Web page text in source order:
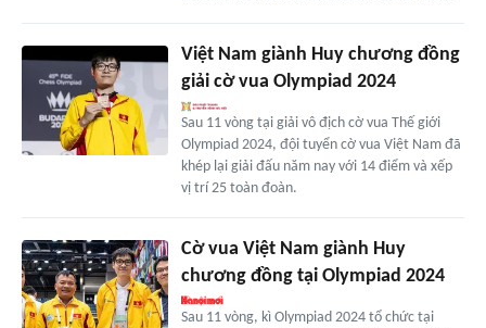
Việt Nam giành Huy chương đồng
giải cờ vua Olympiad 2024
Sau 11 vòng tại giải vô địch cờ vua Thế giới
Olympiad 2024, đội tuyển cờ vua Việt Nam đã
khép lại giải đấu năm nay với 14 điểm và xếp
vị trí 25 toàn đoàn.
Cờ vua Việt Nam giành Huy
chương đồng tại Olympiad 2024
Sau 11 vòng, kì Olympiad 2024 tổ chức tại